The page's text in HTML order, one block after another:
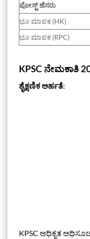
ಪೋಸ್ಟ್ ಹೆಸರು
ಭೂ ಮಾಪಕ (HK)
ಭೂ ಮಾಪಕ (RPC)
KPSC ನೇಮಕಾತಿ
ಶೈಕ್ಷಣಿಕ ಅರ್ಹತೆ:
KPSC ಅಧಿಕೃತ